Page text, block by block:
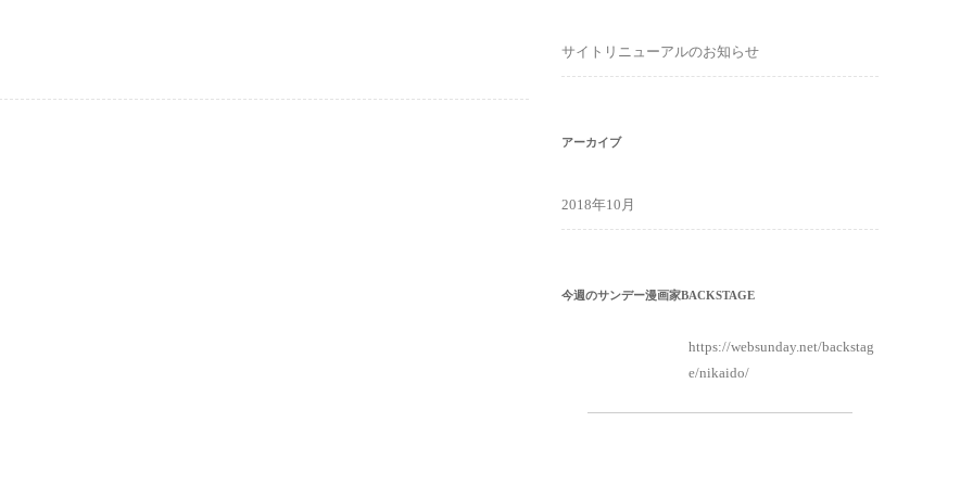
サイトリニューアルのお知らせ
アーカイブ
2018年10月
今週のサンデー漫画家BACKSTAGE
https://websunday.net/backstag
e/nikaido/